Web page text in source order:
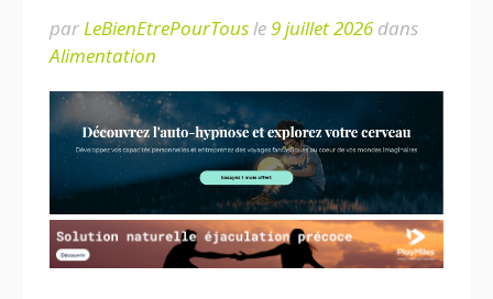
parLeBienEtrePourTousle9 juillet 2026dans
Alimentation